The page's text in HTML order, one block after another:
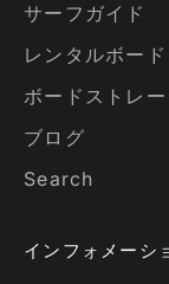
サーフガイド
レンタルボード
ボードストレー
ブログ
Search
インフォメーシ